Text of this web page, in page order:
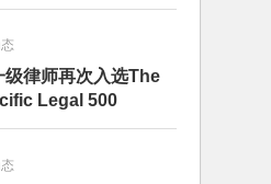
级律师再次入选The
Legal 500